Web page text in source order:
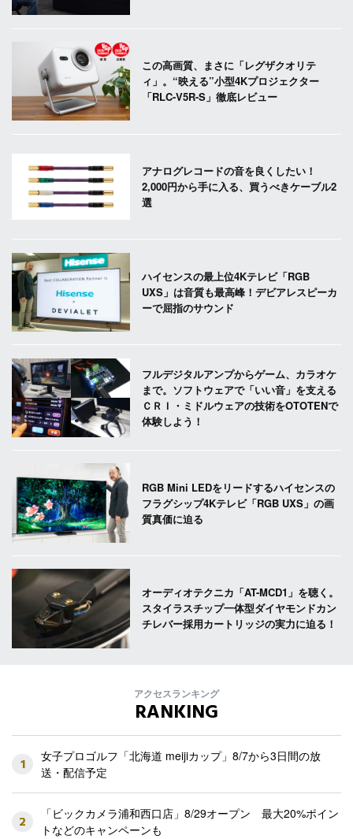
この高画質、まさに「レグザクオリテ
ィ」。“映える”小型4Kプロジェクター
「RLC-V5R-S」徹底レビュー
アナログレコードの音を良くしたい！
2,000円から手に入る、買うべきケーブル2
選
ハイセンスの最上位4Kテレビ「RGB
UXS」は音質も最高峰！デビアレスピーカ
ーで屈指のサウンド
フルデジタルアンプからゲーム、カラオケ
まで。ソフトウェアで「いい音」を支える
ＣＲＩ・ミドルウェアの技術をOTOTENで
体験しよう！
RGB Mini LEDをリードするハイセンスの
フラグシップ4Kテレビ「RGB UXS」の画
質真価に迫る
オーディオテクニカ「AT-MCD1」を聴く。
スタイラスチップ一体型ダイヤモンドカン
チレバー採用カートリッジの実力に迫る！
アクセスランキング
RANKING
1
女子プロゴルフ「北海道 meijiカップ」8/7から3日間の放
送・配信予定
2
「ビックカメラ浦和西口店」8/29オープン 最大20%ポイン
トなどのキャンペーンも